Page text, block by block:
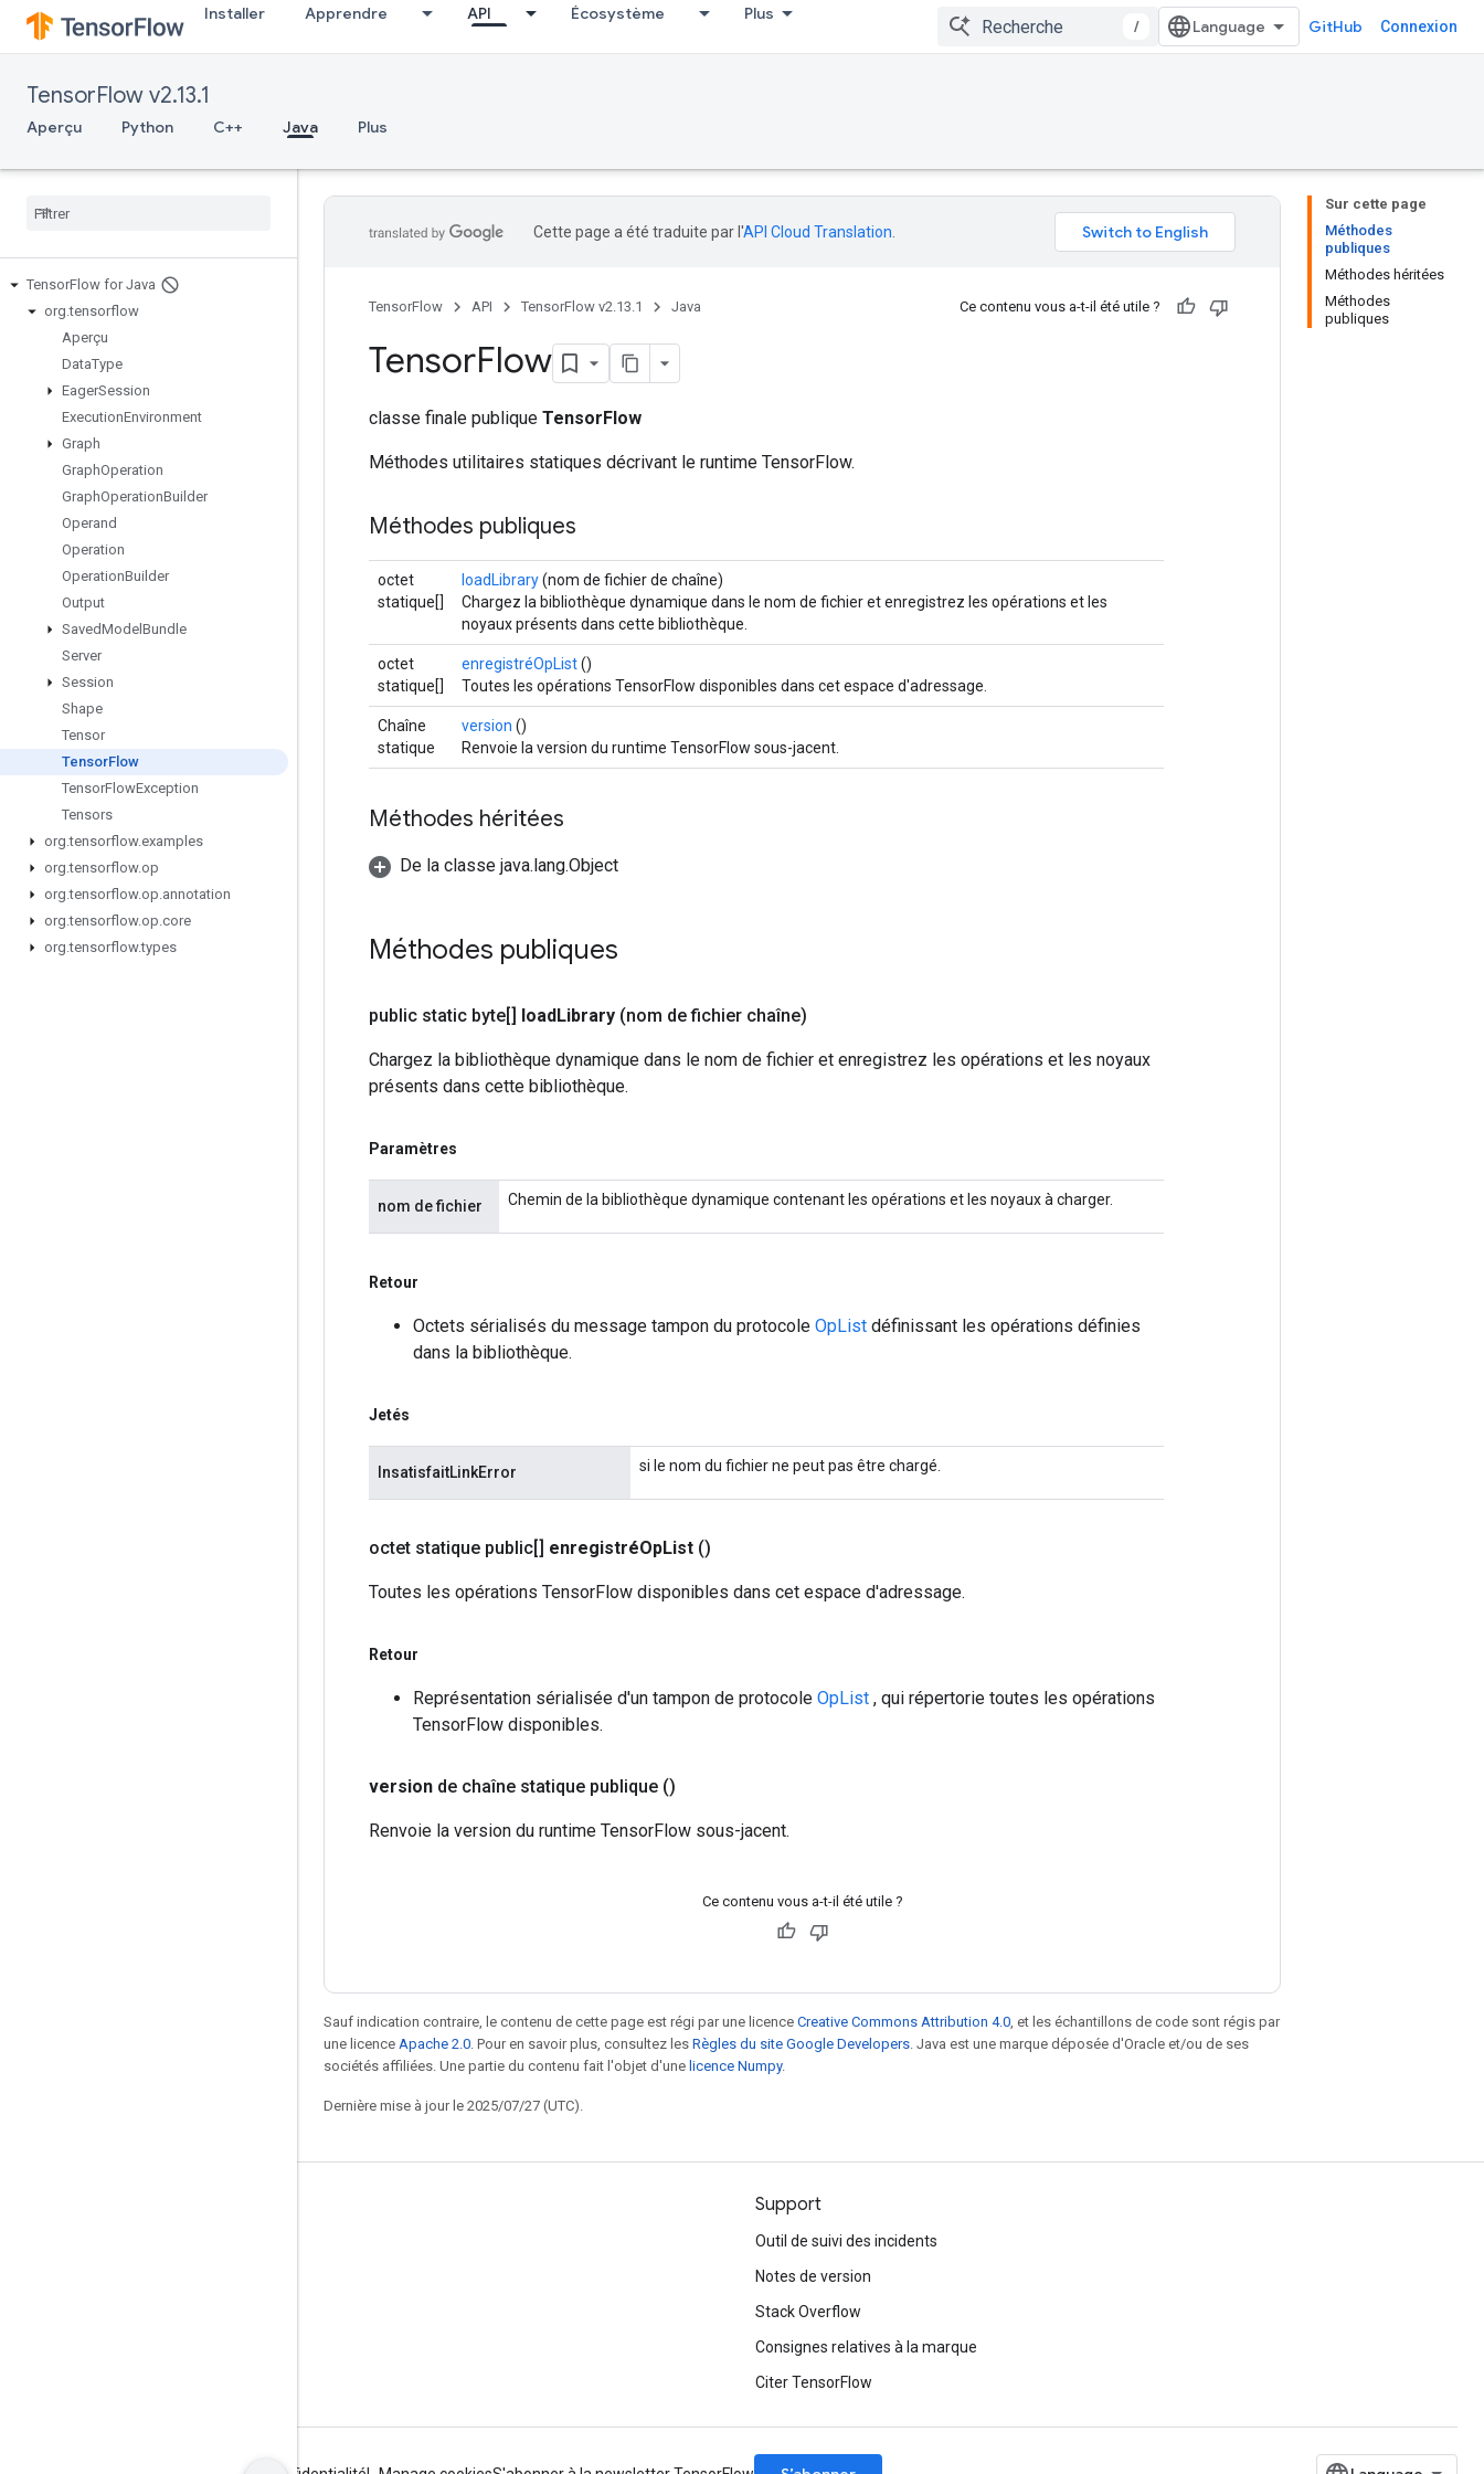
Installer Apprendre API Écosystème Plus
/ GitHub Connexion
TensorFlow v2.13.1
Aperçu Python C++ Java Plus
TensorFlow for Java
org.tensorflow
Aperçu
DataType
EagerSession
ExecutionEnvironment
Graph
GraphOperation
GraphOperationBuilder
Operand
Operation
OperationBuilder
Output
SavedModel Bundle
Server
Session
Shape
Tensor
TensorFlow
TensorFlowException
Tensors
org.tensorflow.examples
org.tensorflow.op
org.tensorflow.op.annotation
org.tensorflow.op.core
org.tensorflow.types
Sur cette page
Méthodes
publiques
Méthodes héritées
Méthodes
publiques
Cette page a été traduite par l'API Cloud Translation
TensorFlow API TensorFlow v2.13.1 Java Ce contenu vous a-t-il été utile ?
TensorFlow
classe finale publique TensorFlow
Méthodes utilitaires statiques décrivant le runtime TensorFlow.
Méthodes publiques
octet
statique[]
loadLibrary(nom de fichier de chaîne)
Chargez la bibliothèque dynamique dans le nom de fichier et enregistrez les opérations et les
noyaux présents dans cette bibliothèque.
octet
statique[]
enregistréOpList()
Toutes les opérations TensorFlow disponibles dans cet espace d'adressage.
Chaîne
statique
version ()
Renvoie la version du runtime TensorFlow sous-jacent.
Méthodes héritées
De la classe java.lang.Object
Méthodes publiques
public static byte[] loadLibrary (nom de fichier chaîne)
Chargez la bibliothèque dynamique dans le nom de fichier et enregistrez les opérations et les noyaux
présents dans cette bibliothèque.
Paramètres
nom de fichier Chemin de la bibliothèque dynamique contenant les opérations et les noyaux à charger.
Retour
Octets sérialisés du message tampon du protocole OpList définissant les opérations définies
dans la bibliothèque.
Jetés
InsatisfaitLinkError si le nom du fichier ne peut pas être chargé.
octet statique public[] enregistréOpList ()
Toutes les opérations TensorFlow disponibles dans cet espace d'adressage.
Retour
Représentation sérialisée d'un tampon de protocole OpList , qui répertorie toutes les opérations
TensorFlow disponibles.
version de chaîne statique publique ()
Renvoie la version du runtime TensorFlow sous-jacent.
Ce contenu vous a-t-il été utile ?
Sauf indication contraire, le contenu de cette page est régi par une licence Creative Commons Attribution 4.0 , et les échantillons de code sont régis par
une licence Apache 2.0 . Pour en savoir plus, consultez les Règles du site Google Developers . Java est une marque déposée d'Oracle et/ou de ses
sociétés affiliées. Une partie du contenu fait l'objet d'une licence Numpy.
Dernière mise à jour le 2025/07/27 (UTC).
Support
Outil de suivi des incidents
Notes de version
Stack Overflow
Consignes relatives à la marque
Citer TensorFlow